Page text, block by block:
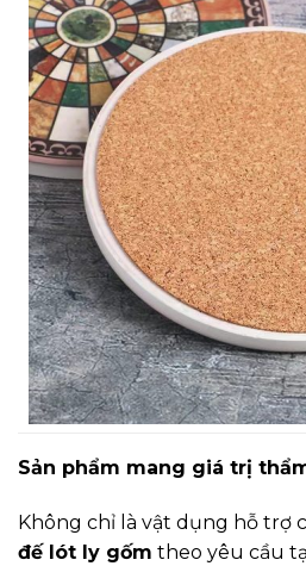
Sản phẩm mang giá trị
Không chỉ là vật dụng hỗ trợ
đế lót ly gốm theo yêu cầu